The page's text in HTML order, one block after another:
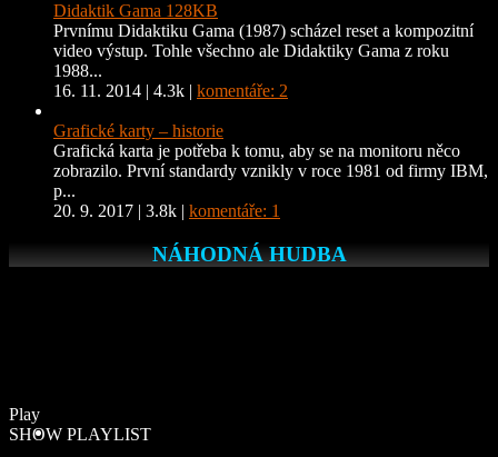
Didaktik Gama 128KB
Prvnímu Didaktiku Gama (1987) scházel reset a kompozitní
video výstup. Tohle všechno ale Didaktiky Gama z roku
1988...
16. 11. 2014 | 4.3k | komentáře: 2
Grafické karty – historie
Grafická karta je potřeba k tomu, aby se na monitoru něco
zobrazilo. První standardy vznikly v roce 1981 od firmy IBM,
p...
20. 9. 2017 | 3.8k | komentáře: 1
NÁHODNÁ HUDBA
Play
SHOW PLAYLIST